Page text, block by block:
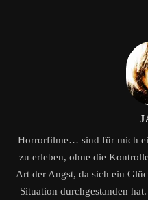
Horrorfilme… sind für mich
zu erleben, ohne die
Art der Angst, da sich ein
Situation durchgestanden